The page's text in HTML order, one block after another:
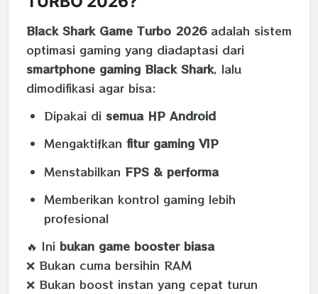
Black Shark Game Turbo 2026adalah sistem
optimasi gaming yang diadaptasi dari
smartphone gaming Black Shark, lalu
dimodifikasi agar bisa:
Dipakai di semua HP Android
Mengaktifkan fitur gaming VIP
Menstabilkan FPS & performa
Memberikan kontrol gaming lebih
profesional
🔥 Ini bukan game booster biasa
❌ Bukan cuma bersihin RAM
❌ Bukan boost instan yang cepat turun